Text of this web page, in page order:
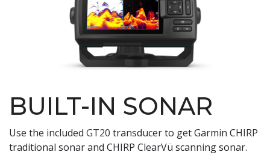
BUILT-IN SONAR
Use the included GT20 transducer to get Garmin CHIRP
traditional sonar and CHIRP ClearVü scanning sonar.